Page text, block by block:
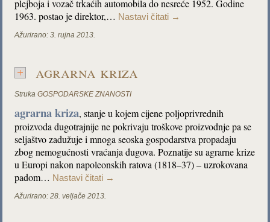
plejboja i vozač trkaćih automobila do nesreće 1952. Godine
1963. postao je direktor,… Nastavi čitati →
Ažurirano: 3. rujna 2013.
agrarna kriza
Struka GOSPODARSKE ZNANOSTI
agrarna kriza, stanje u kojem cijene poljoprivrednih
proizvoda dugotrajnije ne pokrivaju troškove proizvodnje pa se
seljaštvo zadužuje i mnoga seoska gospodarstva propadaju
zbog nemogućnosti vraćanja dugova. Poznatije su agrarne krize
u Europi nakon napoleonskih ratova (1818–37) – uzrokovana
padom… Nastavi čitati →
Ažurirano: 28. veljače 2013.